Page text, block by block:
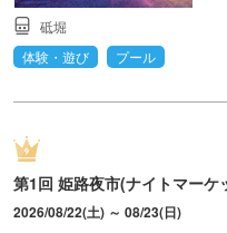
砥堀
体験・遊び
プール
第1回 姫路夜市(ナイトマーケ
2026/08/22(土) ～ 08/23(日)